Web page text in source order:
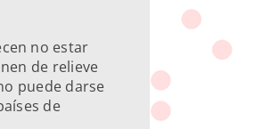
no estar
de relieve
puede darse
de